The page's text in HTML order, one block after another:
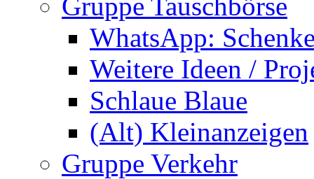
WhatsApp:
Weitere Ideen /
Schlaue Blaue
(Alt) Kleinanzeigen
Gruppe Verkehr